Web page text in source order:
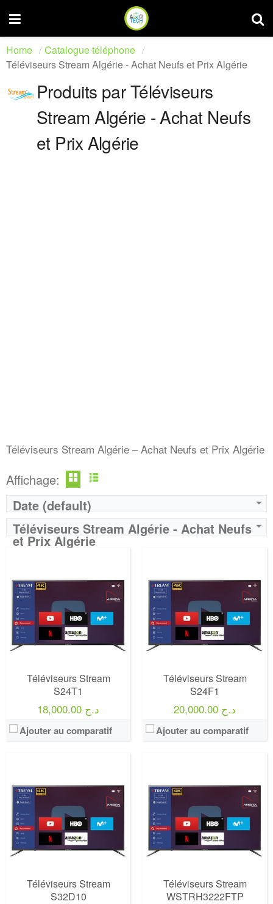
Home
Catalogue téléphone
Téléviseurs Stream Algérie - Achat Neufs et Prix Algérie
Produits par Téléviseurs
Stream Algérie - Achat Neufs
et Prix Algérie
Téléviseurs Stream Algérie – Achat Neufs et Prix Algérie
Affichage:
Date (default)
Téléviseurs Stream Algérie - Achat Neufs
et Prix Algérie
Téléviseurs Stream
S24T1
18,000.00 د.ج
Ajouter au comparatif
Téléviseurs Stream
S24F1
20,000.00 د.ج
Ajouter au comparatif
Téléviseurs Stream
S32D10
Prix:75000
Définition:UHD TV
View Details →
Téléviseurs Stream
WSTRH3222FTP
Prix:75000
Définition:UHD TV
View Details →
Prix:75000
Définition:UHD TV
View Details →
Prix:75000
Définition:UHD TV
View Details →